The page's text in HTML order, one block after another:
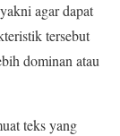
agar dapat
tersebut
dominan atau
teks yang